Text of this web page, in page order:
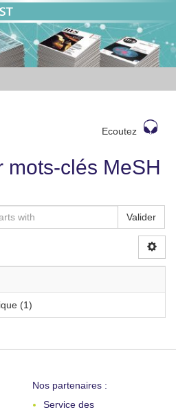
Ecoutez
mots-clés MeSH
Valider
(1)
Nos partenaires :
Service des